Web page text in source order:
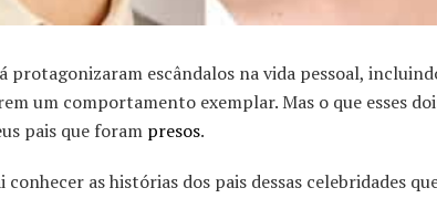
protagonizaram escândalos na vida pessoal,
um comportamento exemplar. Mas o que esses
pais que foram presos.
conhecer as histórias dos pais dessas celebridades